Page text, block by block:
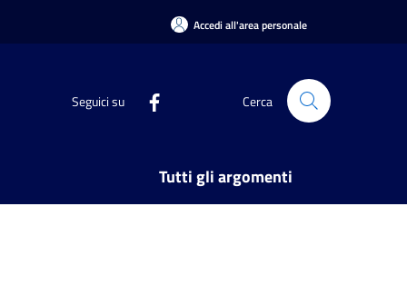
Accedi all'area personale
Seguici su Cerca
Tutti gli argomenti